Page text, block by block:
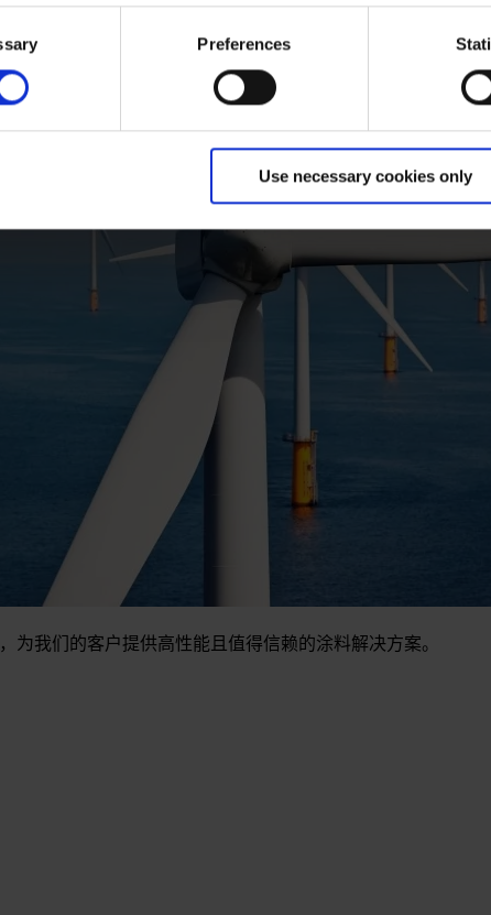
Preferences
Use necessary cookies only
为我们的客户提供高性能且值得信赖的涂料解决方案。